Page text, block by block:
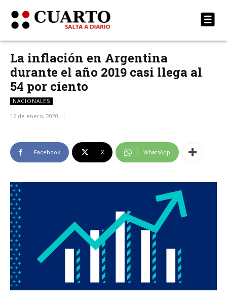
La inflación en Argentina
durante el año 2019 casi llega al
54 por ciento
NACIONALES
16 de enero, 2020
Facebook X WhatsApp